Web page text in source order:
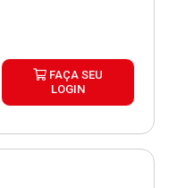
FAÇA SEU
LOGIN